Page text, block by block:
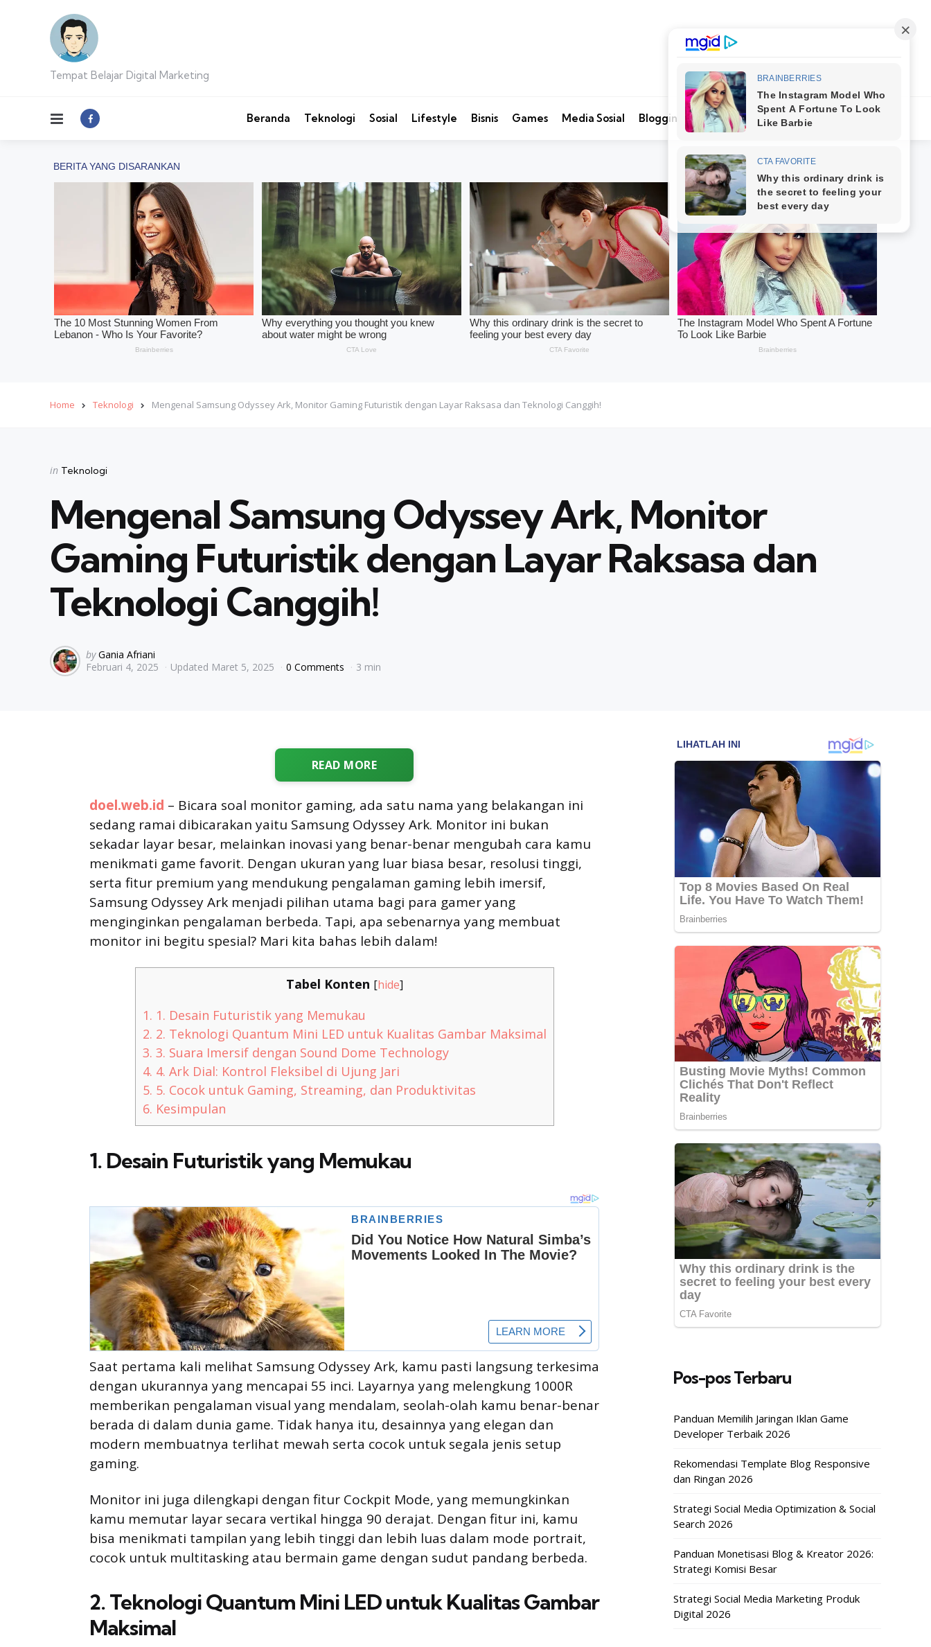
Tempat Belajar Digital Marketing
Menu Beranda Teknologi Sosial Lifestyle Bisnis Games Media Sosial Blogging SearchKontak Kami
Home Teknologi Mengenal Samsung Odyssey Ark, Monitor Gaming Futuristik dengan Layar Raksasa dan Teknologi Canggih!
Categories
Posted
in Teknologi
Mengenal Samsung Odyssey Ark, Monitor
Gaming Futuristik dengan Layar Raksasa dan
Teknologi Canggih!
Posted
by
by Gania Afriani
Februari 4, 2025
Updated Maret 5, 2025 0 Comments 3 min
READ MORE
doel.web.id – Bicara soal monitor gaming, ada satu nama yang belakangan ini
sedang ramai dibicarakan yaitu Samsung Odyssey Ark. Monitor ini bukan
sekadar layar besar, melainkan inovasi yang benar-benar mengubah cara kamu
menikmati game favorit. Dengan ukuran yang luar biasa besar, resolusi tinggi,
serta fitur premium yang mendukung pengalaman gaming lebih imersif,
Samsung Odyssey Ark menjadi pilihan utama bagi para gamer yang
menginginkan pengalaman berbeda. Tapi, apa sebenarnya yang membuat
monitor ini begitu spesial? Mari kita bahas lebih dalam!
Tabel Konten [hide]
1. 1. Desain Futuristik yang Memukau
2. 2. Teknologi Quantum Mini LED untuk Kualitas Gambar Maksimal
3. 3. Suara Imersif dengan Sound Dome Technology
4. 4. Ark Dial: Kontrol Fleksibel di Ujung Jari
5. 5. Cocok untuk Gaming, Streaming, dan Produktivitas
6. Kesimpulan
1. Desain Futuristik yang Memukau
Saat pertama kali melihat Samsung Odyssey Ark, kamu pasti langsung terkesima
dengan ukurannya yang mencapai 55 inci. Layarnya yang melengkung 1000R
memberikan pengalaman visual yang mendalam, seolah-olah kamu benar-benar
berada di dalam dunia game. Tidak hanya itu, desainnya yang elegan dan
modern membuatnya terlihat mewah serta cocok untuk segala jenis setup
gaming.
Monitor ini juga dilengkapi dengan fitur Cockpit Mode, yang memungkinkan
kamu memutar layar secara vertikal hingga 90 derajat. Dengan fitur ini, kamu
bisa menikmati tampilan yang lebih tinggi dan lebih luas dalam mode portrait,
cocok untuk multitasking atau bermain game dengan sudut pandang berbeda.
2. Teknologi Quantum Mini LED untuk Kualitas Gambar
Maksimal
Pos-pos Terbaru
Panduan Memilih Jaringan Iklan Game
Developer Terbaik 2026
Rekomendasi Template Blog Responsive
dan Ringan 2026
Strategi Social Media Optimization & Social
Search 2026
Panduan Monetisasi Blog & Kreator 2026:
Strategi Komisi Besar
Strategi Social Media Marketing Produk
Digital 2026